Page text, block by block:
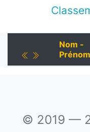
Nom -
Prénom
© 2019 —